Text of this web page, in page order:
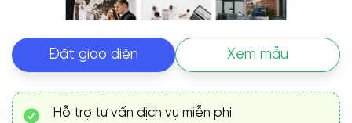
Đặt giao diện Xem mẫu
Hỗ trợ tư vấn dịch vụ miễn phí